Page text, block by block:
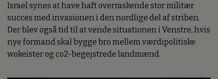
Israel synes at have haft overraskende stor militær
succes med invasionen i den nordlige del af striben.
Der blev også tid til at vende situationen i Venstre, hvis
nye formand skal bygge bro mellem værdipolitiske
wokeister og co2-begejstrede landmænd.